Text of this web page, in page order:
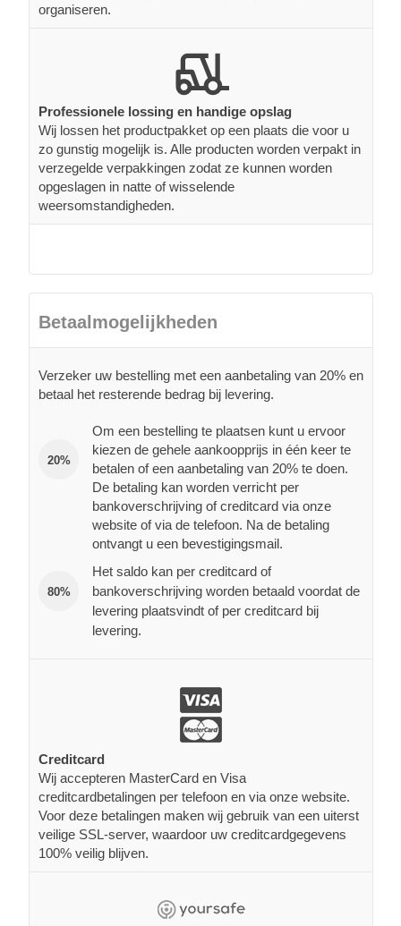
organiseren.
Professionele lossing en handige opslag
Wij lossen het productpakket op een plaats die voor u
zo gunstig mogelijk is. Alle producten worden verpakt in
verzegelde verpakkingen zodat ze kunnen worden
opgeslagen in natte of wisselende
weersomstandigheden.
Betaalmogelijkheden
Verzeker uw bestelling met een aanbetaling van 20% en
betaal het resterende bedrag bij levering.
20%
Om een bestelling te plaatsen kunt u ervoor
kiezen de gehele aankoopprijs in één keer te
betalen of een aanbetaling van 20% te doen.
De betaling kan worden verricht per
bankoverschrijving of creditcard via onze
website of via de telefoon. Na de betaling
ontvangt u een bevestigingsmail.
80%
Het saldo kan per creditcard of
bankoverschrijving worden betaald voordat de
levering plaatsvindt of per creditcard bij
levering.
Creditcard
Wij accepteren MasterCard en Visa
creditcardbetalingen per telefoon en via onze website.
Voor deze betalingen maken wij gebruik van een uiterst
veilige SSL-server, waardoor uw creditcardgegevens
100% veilig blijven.